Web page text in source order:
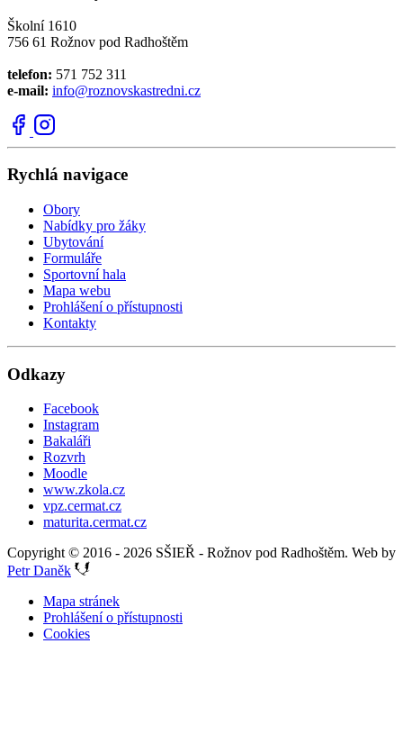
Školní 1610
756 61 Rožnov pod Radhoštěm
telefon: 571 752 311
e-mail: info@roznovskastredni.cz
Rychlá navigace
Obory
Nabídky pro žáky
Ubytování
Formuláře
Sportovní hala
Mapa webu
Prohlášení o přístupnosti
Kontakty
Odkazy
Facebook
Instagram
Bakaláři
Rozvrh
Moodle
www.zkola.cz
vpz.cermat.cz
maturita.cermat.cz
Copyright © 2016 - 2026 SŠIEŘ - Rožnov pod Radhoštěm. Web by
Petr Daněk
Mapa stránek
Prohlášení o přístupnosti
Cookies